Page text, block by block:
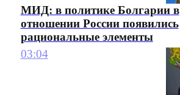
МИД: в политике Болгарии в
отношении России появились
рациональные элементы
03:04